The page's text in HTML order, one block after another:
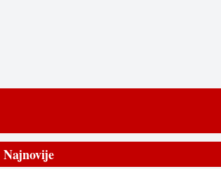
Najnovije